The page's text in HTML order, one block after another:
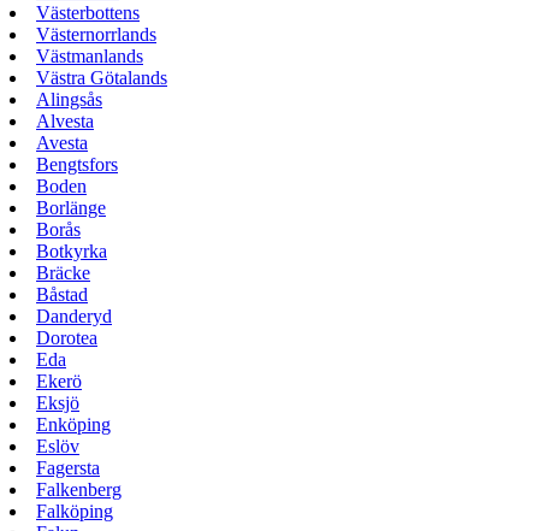
Västerbottens
Västernorrlands
Västmanlands
Västra Götalands
Alingsås
Alvesta
Avesta
Bengtsfors
Boden
Borlänge
Borås
Botkyrka
Bräcke
Båstad
Danderyd
Dorotea
Eda
Ekerö
Eksjö
Enköping
Eslöv
Fagersta
Falkenberg
Falköping